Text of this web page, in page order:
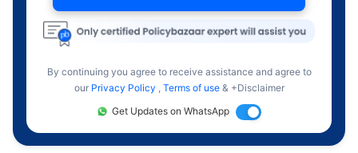
By continuing you agree to receive assistance and agree to
our Privacy Policy , Terms of use & +Disclaimer
Get Updates on WhatsApp